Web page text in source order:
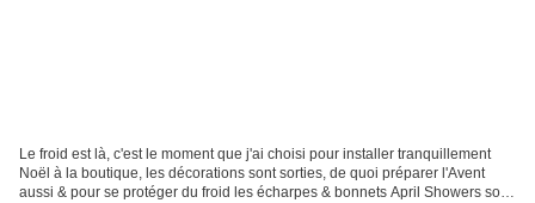
Le froid est là, c'est le moment que j'ai choisi pour installer tranquillement
Noël à la boutique, les décorations sont sorties, de quoi préparer l'Avent
aussi & pour se protéger du froid les écharpes & bonnets April Showers sont